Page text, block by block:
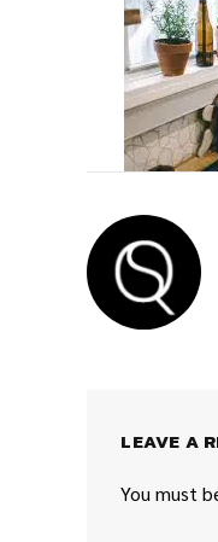
LEAVE A
You must